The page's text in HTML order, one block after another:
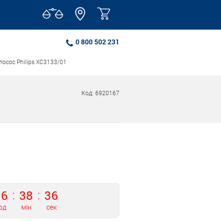
0 800 502 231
Philips XC3133/01
Код: 6920167
38
мін
35
сек